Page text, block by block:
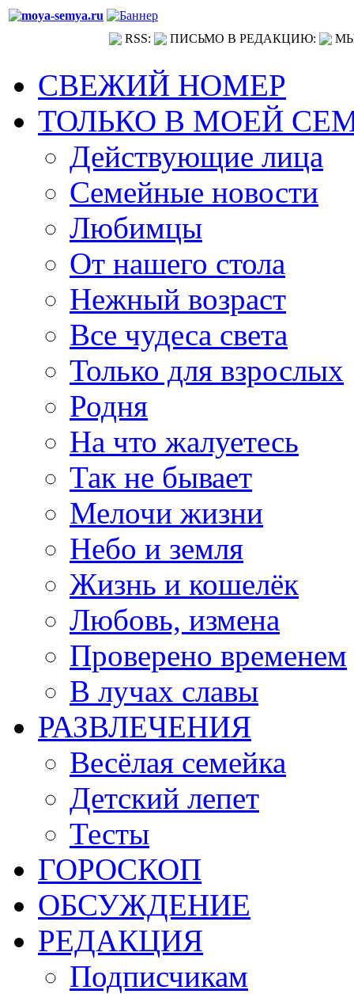
RSS: ПИСЬМО В РЕДАКЦИЮ:
СВЕЖИЙ НОМЕР
ТОЛЬКО В МОЕЙ
Действующие лица
Семейные новости
Любимцы
От нашего стола
Нежный возраст
Все чудеса света
Только для взрослых
Родня
На что жалуетесь
Так не бывает
Мелочи жизни
Небо и земля
Жизнь и кошелёк
Любовь, измена
Проверено временем
В лучах славы
РАЗВЛЕЧЕНИЯ
Весёлая семейка
Детский лепет
Тесты
ГОРОСКОП
ОБСУЖДЕНИЕ
РЕДАКЦИЯ
Подписчикам